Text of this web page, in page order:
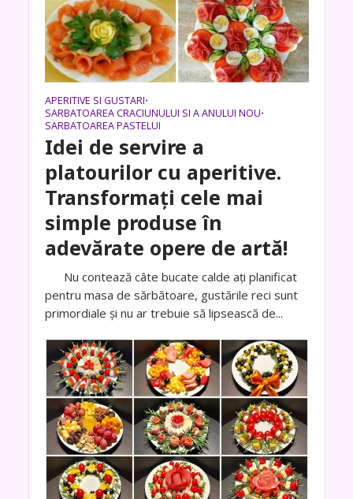
APERITIVE SI GUSTARI•
SARBATOAREA CRACIUNULUI SI A ANULUI NOU•
SARBATOAREA PASTELUI
Idei de servire a
platourilor cu aperitive.
Transformați cele mai
simple produse în
adevărate opere de artă!
Nu contează câte bucate calde ați planificat
pentru masa de sărbătoare, gustările reci sunt
primordiale și nu ar trebuie să lipsească de...